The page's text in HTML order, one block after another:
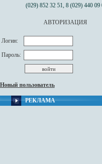
(029) 852 32 51, 8 (029) 440 09
АВТОРИЗАЦИЯ
Логин:
Пароль:
Новый пользователь
РЕКЛАМА